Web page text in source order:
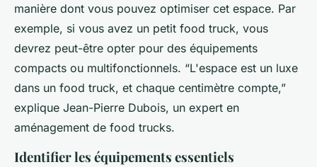
manière dont vous pouvez optimiser cet espace. Par
exemple, si vous avez un petit food truck, vous
devrez peut-être opter pour des équipements
compacts ou multifonctionnels. “L'espace est un luxe
dans un food truck, et chaque centimètre compte,”
explique Jean-Pierre Dubois, un expert en
aménagement de food trucks.
Identifier les équipements essentiels